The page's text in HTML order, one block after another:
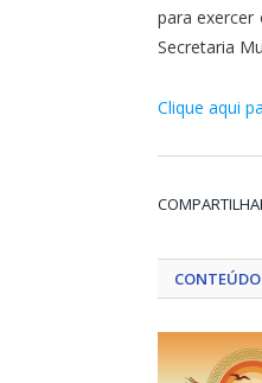
para
Secretaria
Clique aqui